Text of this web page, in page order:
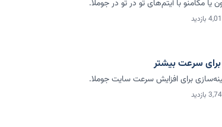
مگامنو با آیتم‌های تو در تو در جوملا.
بازدید
سرعت بیشتر
برای افزایش سرعت سایت جوملا.
بازدید